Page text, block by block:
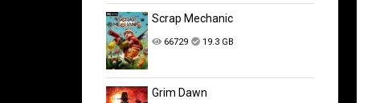
Scrap Mechanic
66729 19.3 GB
Grim Dawn